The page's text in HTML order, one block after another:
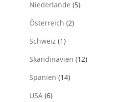
Niederlande (5)
Österreich (2)
Schweiz (1)
Skandinavien (12)
Spanien (14)
USA (6)